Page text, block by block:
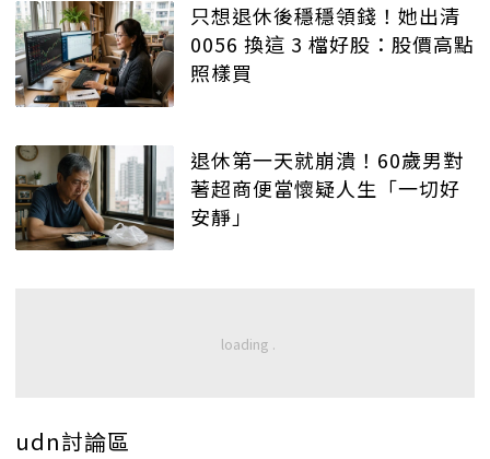
只想退休後穩穩領錢！她出清
0056 換這 3 檔好股：股價高點
照樣買
退休第一天就崩潰！60歲男對
著超商便當懷疑人生「一切好
安靜」
udn討論區